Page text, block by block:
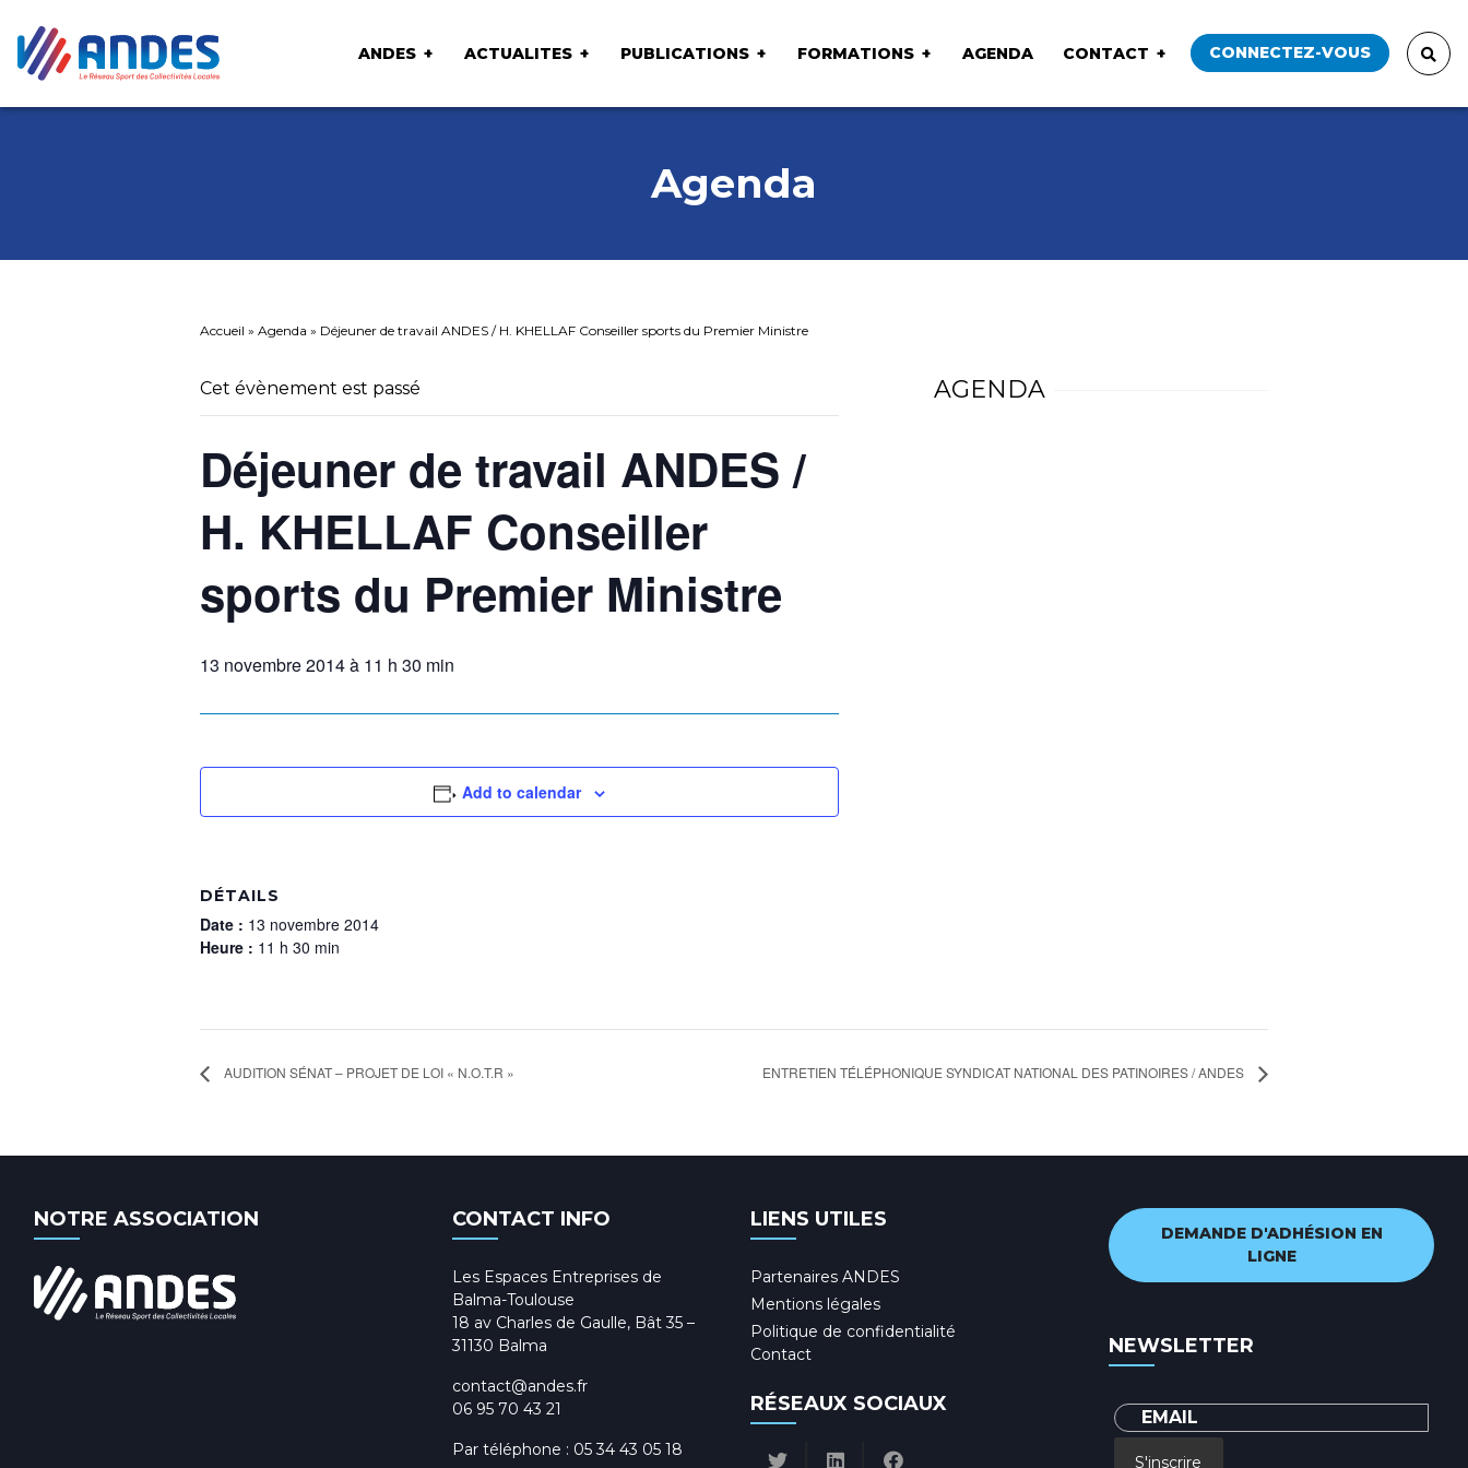
ANDES ACTUALITES PUBLICATIONS FORMATIONS AGENDA CONTACT CONNECTEZ-VOUS
Agenda
Accueil » Agenda » Déjeuner de travail ANDES / H. KHELLAF Conseiller sports du Premier Ministre
Cet évènement est passé
Déjeuner de travail ANDES /
H. KHELLAF Conseiller
sports du Premier Ministre
13 novembre 2014 à 11 h 30 min
Add to calendar
DÉTAILS
Date : 13 novembre 2014
Heure : 11 h 30 min
AGENDA
AUDITION SÉNAT – PROJET DE LOI « N.O.T.R » ENTRETIEN TÉLÉPHONIQUE SYNDICAT NATIONAL DES PATINOIRES / ANDES
NOTRE ASSOCIATION CONTACT INFO
Les Espaces Entreprises de
Balma-Toulouse
18 av Charles de Gaulle, Bât 35 –
31130 Balma
contact@andes.fr
06 95 70 43 21
Par téléphone : 05 34 43 05 18
LIENS UTILES
Partenaires ANDES
Mentions légales
Politique de confidentialité
Contact
RÉSEAUX SOCIAUX
DEMANDE D'ADHÉSION EN
LIGNE
NEWSLETTER
S'inscrire